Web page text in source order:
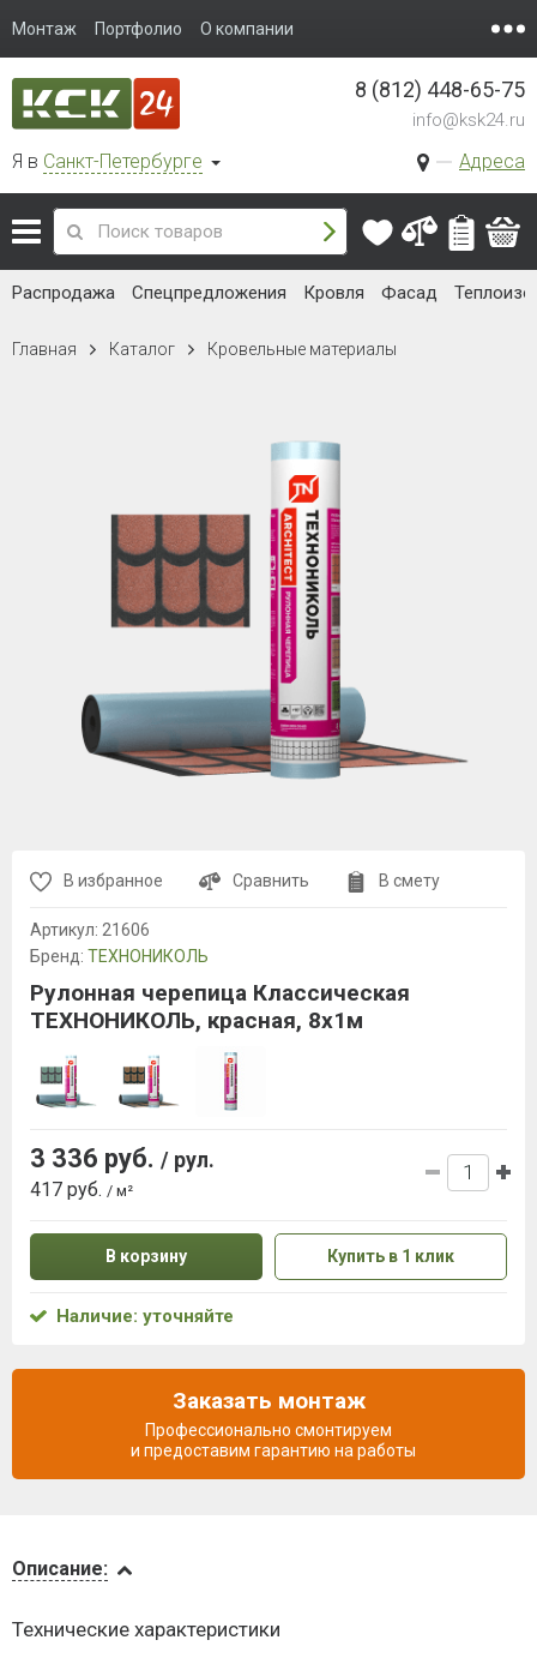
Монтаж Портфолио О компании
Я в Санкт-Петербурге Адреса
8 (812) 448-65-75
info@ksk24.ru
Распродажа Спецпредложения Кровля Фасад
Главная Каталог Кровельные материалы
Описание:
Технические характеристики
В избранное Сравнить В смету
Артикул: 21606
Бренд: ТЕХНОНИКОЛЬ
Рулонная черепица Классическая
ТЕХНОНИКОЛЬ, красная, 8х1м
3 336 руб. / рул.
417 руб. / м²
В корзину Купить в 1 клик
Наличие: уточняйте
Заказать монтаж
Профессионально смонтируем
и предоставим гарантию на работы